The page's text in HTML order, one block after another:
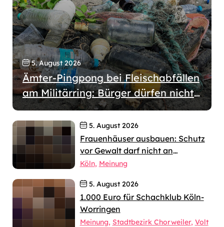
5. August 2026
Ämter-Pingpong bei Fleischabfällen
am Militärring: Bürger dürfen nicht
wochenlang allein gelassen werden
5. August 2026
Frauenhäuser ausbauen: Schutz
vor Gewalt darf nicht an
jahrelangen Verfahren scheitern
Köln Meinung
5. August 2026
1.000 Euro für Schachklub Köln-
Worringen
Meinung Stadtbezirk Chorweiler Volt